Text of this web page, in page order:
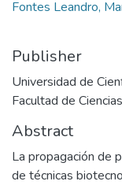
Fontes Leandro,
Publisher
Universidad de
Facultad de
Abstract
La propagación de
de técnicas